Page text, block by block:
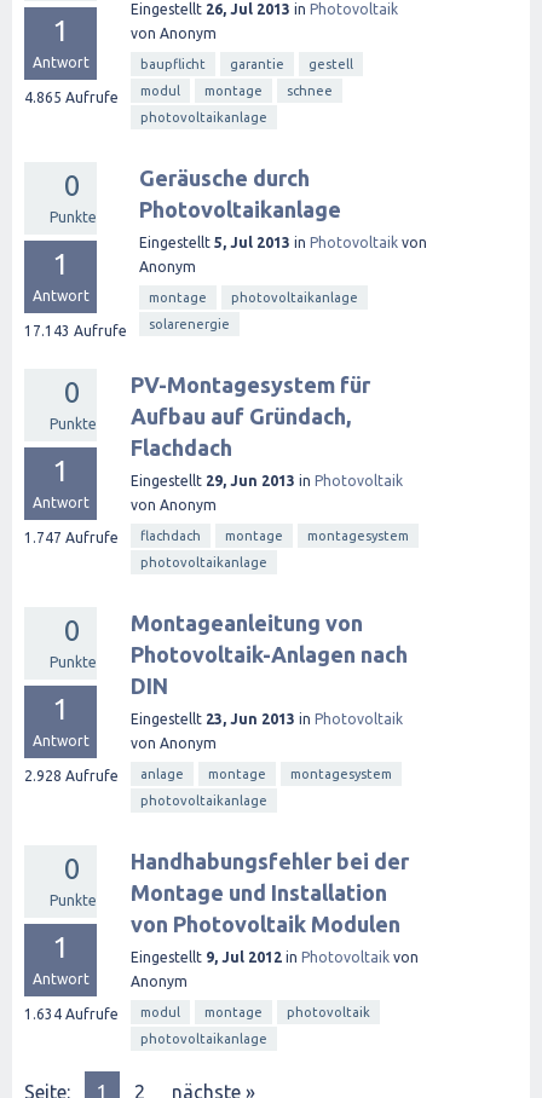
1
Antwort
4.865 Aufrufe
Eingestellt 26, Jul 2013 in Photovoltaik
von Anonym
baupflicht garantie
gestell
modul
montage
schnee
photovoltaikanlage
0
Punkte
1
Antwort
17.143 Aufrufe
Geräusche durch
Photovoltaikanlage
Eingestellt 5, Jul 2013 in Photovoltaik von
Anonym
montage
photovoltaikanlage
solarenergie
0
Punkte
1
Antwort
1.747 Aufrufe
PV-Montagesystem für
Aufbau auf Gründach,
Flachdach
Eingestellt 29, Jun 2013 in Photovoltaik
von Anonym
flachdach montage
montagesystem
photovoltaikanlage
0
Punkte
1
Antwort
2.928 Aufrufe
Montageanleitung von
Photovoltaik-Anlagen nach
DIN
Eingestellt 23, Jun 2013 in Photovoltaik
von Anonym
anlage montage
montagesystem
photovoltaikanlage
0
Punkte
1
Antwort
1.634 Aufrufe
Handhabungsfehler bei der
Montage und Installation
von Photovoltaik Modulen
Eingestellt 9, Jul 2012 in Photovoltaik von
Anonym
modul montage
photovoltaik
photovoltaikanlage
Seite: 1 2 nächste »